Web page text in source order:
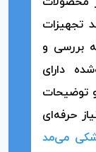
تجهیزات
بررسی و
دارای
توضیحات
حرفه‌ای
می‌مد